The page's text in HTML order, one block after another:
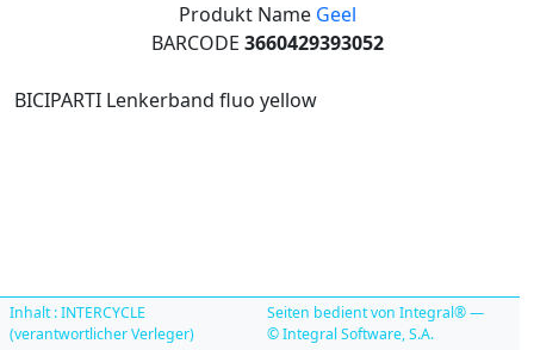
Produkt Name Geel
BARCODE 3660429393052
BICIPARTI Lenkerband fluo yellow
Inhalt : INTERCYCLE
(verantwortlicher Verleger)
Seiten bedient von Integral® —
© Integral Software, S.A.